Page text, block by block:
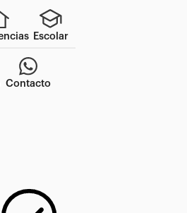
Escolar
Contacto